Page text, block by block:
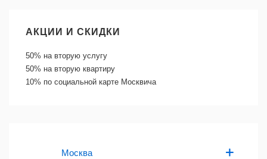
АКЦИИ И СКИДКИ
50% на вторую услугу
50% на вторую квартиру
10% по социальной карте Москвича
Москва